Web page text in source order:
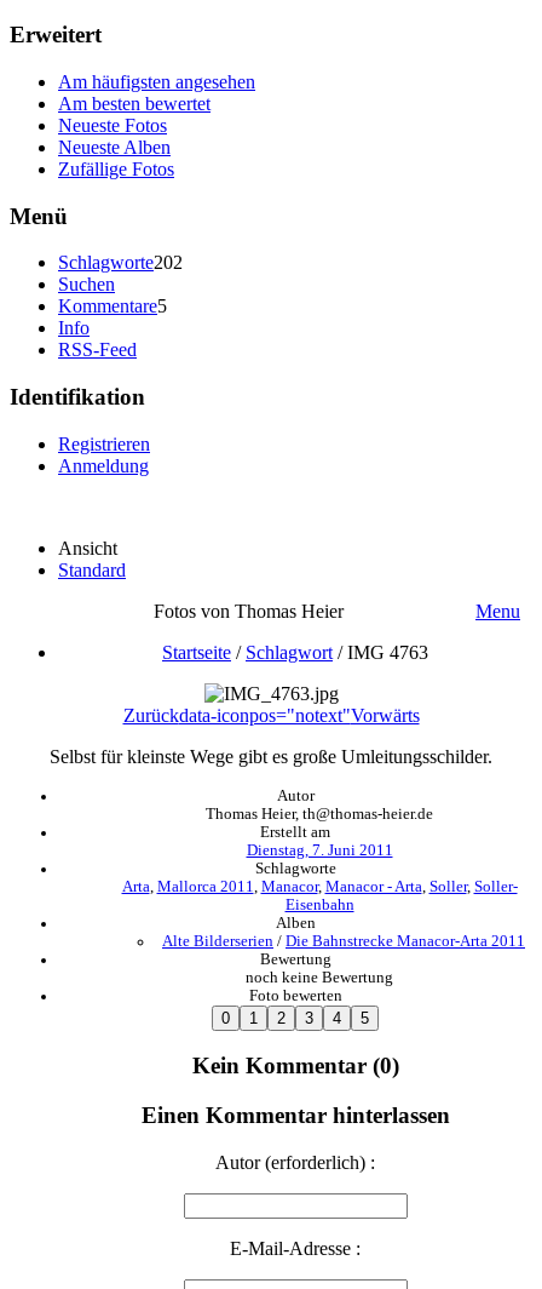
Erweitert
Am häufigsten angesehen
Am besten bewertet
Neueste Fotos
Neueste Alben
Zufällige Fotos
Menü
Schlagworte202
Suchen
Kommentare5
Info
RSS-Feed
Identifikation
Registrieren
Anmeldung
Ansicht
Standard
Fotos von Thomas Heier
Menu
Startseite / Schlagwort /IMG 4763
Zurückdata-iconpos="notext"Vorwärts
Selbst für kleinste Wege gibt es große Umleitungsschilder.
Autor
Thomas Heier, th@thomas-heier.de
Erstellt am
Dienstag, 7. Juni 2011
Schlagworte
Arta Mallorca 2011 Manacor, Manacor - Arta Soller, Soller-
Eisenbahn
Alben
Alte Bilderserien / Die Bahnstrecke Manacor-Arta 2011
Bewertung
noch keine Bewertung
Foto bewerten
Kein Kommentar (0)
Einen Kommentar hinterlassen
Autor (erforderlich) :
E-Mail-Adresse :